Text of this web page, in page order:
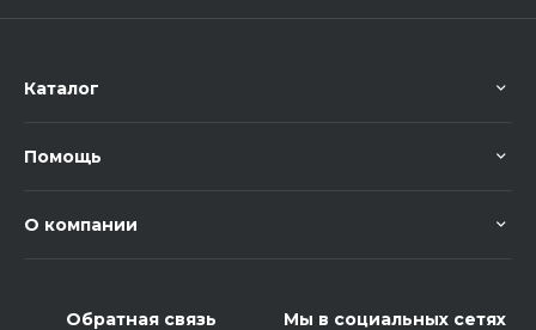
Каталог
Помощь
О компании
Обратная связь Мы в социальных сетях